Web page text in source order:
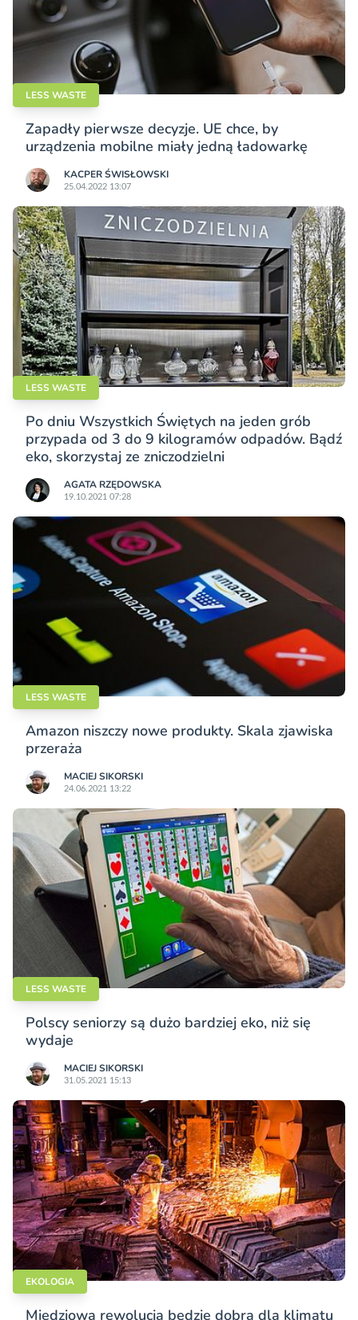
LESS WASTE
Zapadły pierwsze decyzje. UE chce, by
urządzenia mobilne miały jedną ładowarkę
KACPER ŚWISŁO­WSKI
25.04.2022 13:07
LESS WASTE
Po dniu Wszystkich Świętych na jeden grób
przypada od 3 do 9 kilogramów odpadów. Bądź
eko, skorzystaj ze zniczodzielni
AGATA RZĘDOWSKA
19.10.2021 07:28
LESS WASTE
Amazon niszczy nowe produkty. Skala zjawiska
przeraża
MACIEJ SIKORSKI
24.06.2021 13:22
LESS WASTE
Polscy seniorzy są dużo bardziej eko, niż się
wydaje
MACIEJ SIKORSKI
31.05.2021 15:13
EKOLOGIA
Miedziowa rewolucja będzie dobra dla klimatu